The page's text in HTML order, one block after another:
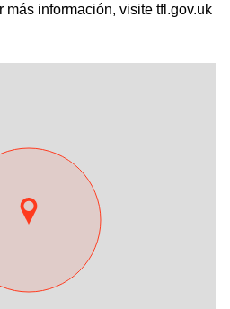
más información, visite tfl.gov.uk